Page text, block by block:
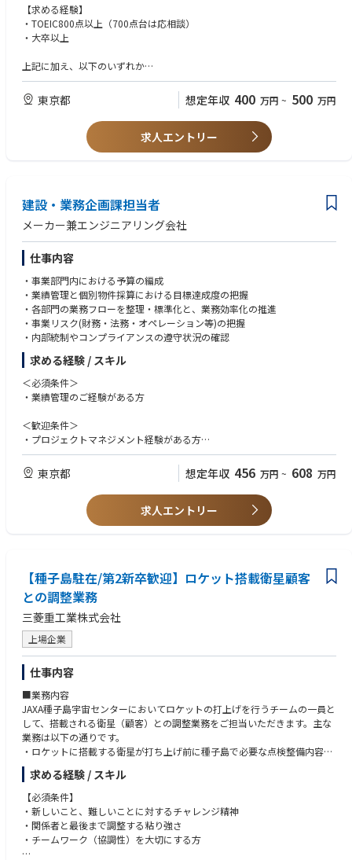
【段階的に担当】
■ 海外向け販促資料作成
・日本版資料をベースに海外事情に合わせた修正
・新製品発表時の各国セールスエンジニア向けプレゼン
■ 海外案件の橋渡し業務
・国内導入案件の海外展開時の調整
・海外拠点への技術内容説明
・海外プラントメーカーとの英語でのやり取り（営業支援）
■その他
・海外幹部会議資料作成
・新規ビジネス検討支援
・海外拠点来日時の調整業務
・マーケティング関連業務や展示会関連業務の補助
【求める経験】
・TOEIC800点以上（700点台は応相談）
・大卒以上
上記に加え、以下のいずれか
・機械メーカーでの営業経験
・技術商材への理解または関心
・部署横断の調整業務経験
・海外拠点との業務経験
・工業製品のマーケティング経験
東京都 想定年収 400 万円 ~ 500 万円
求人エントリー
建設・業務企画課担当者
メーカー兼エンジニアリング会社
仕事内容
・事業部門内における予算の編成
・業績管理と個別物件採算における目標達成度の把握
・各部門の業務フローを整理・標準化と、業務効率化の推進
・事業リスク(財務・法務・オペレーション等)の把握
・内部統制やコンプライアンスの遵守状況の確認
求める経験 / スキル
＜必須条件＞
・業績管理のご経験がある方
＜歓迎条件＞
・プロジェクトマネジメント経験がある方
・日商簿記3級以上または建設業経理士3級以上
東京都 想定年収 456 万円 ~ 608 万円
求人エントリー
【種子島駐在/第2新卒歓迎】ロケット搭載衛星顧客
との調整業務
三菱重工業株式会社
上場企業
仕事内容
■業務内容
JAXA種子島宇宙センターにおいてロケットの打上げを行うチームの一員と
して、搭載される衛星（顧客）との調整業務をご担当いただきます。主な
業務は以下の通りです。
・ロケットに搭載する衛星が打ち上げ前に種子島で必要な点検整備内容の
調整、実行支援
・ロケット側の作業進捗情報を衛星顧客に共有し、共同作業を調整
将来的には、適性を見ながら契約支援や衛星関連施設の運用改善などもご
担当いただきます。
（変更の範囲）当社の定める業務全般。将来的に会社の指示する業務への
変更を命ずる可能性あり。
求める経験 / スキル
【必須条件】
・新しいこと、難しいことに対するチャレンジ精神
・関係者と最後まで調整する粘り強さ
・チームワーク（協調性）を大切にする方